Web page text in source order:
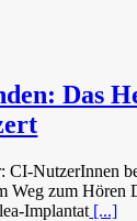
Das
CI-NutzerInnen
Weg zum Hören
Implantat [...]